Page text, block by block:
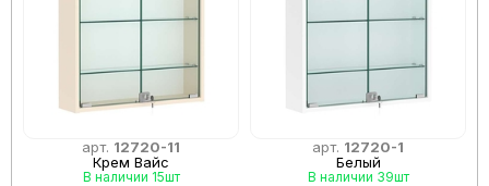
арт. 12720-11
Крем Вайс
В наличии 15шт
арт. 12720-1
Белый
В наличии 39шт